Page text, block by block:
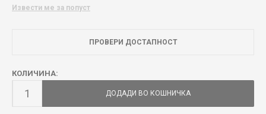
Извести ме за попуст
ПРОВЕРИ ДОСТАПНОСТ
КОЛИЧИНА:
ДОДАДИ ВО КОШНИЧКА